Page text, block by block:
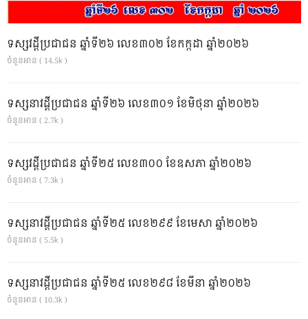
ទស្សវដ្តីប្រជាជន ឆ្នាំទី២៦ លេខ៣០២ ខែកក្កដា ឆ្នាំ២០២៦
ចំនួនអាន ( 14.5k )
ទស្សនាវដ្ដីប្រជាជន ឆ្នាំទី២៦ លេខ៣០១ ខែមិថុនា ឆ្នាំ២០២៦
ចំនួនអាន ( 2.7k )
ទស្សវដ្តីប្រជាជន ឆ្នាំទី២៥ លេខ៣០០ ខែឧសភា ឆ្នាំ២០២៦
ចំនួនអាន ( 7.3k )
ទស្សនាវដ្ដីប្រជាជន ឆ្នាំទី២៥ លេខ២៩៩ ខែមេសា ឆ្នាំ២០២៦
ចំនួនអាន ( 5.5k )
ទស្សនាវដ្ដីប្រជាជន ឆ្នាំទី២៥ លេខ២៩៨ ខែមីនា ឆ្នាំ២០២៦
ចំនួនអាន ( 10.3k )